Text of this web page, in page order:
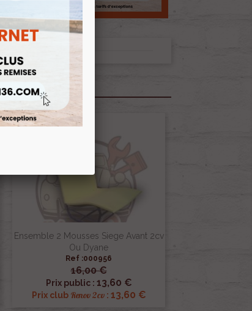
Ensemble 2 Mousses Siege Avant 2cv
Ou Dyane
Ref :000956
16,00 €
Prix public : 13,60 €
Prix club Renov 2cv: 13,60 €
Pack
 Aperçu rapide